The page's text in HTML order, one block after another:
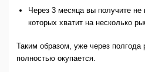
Через 3 месяца вы получите не
которых хватит на несколько
Таким образом, уже через полгода
полностью окупается.